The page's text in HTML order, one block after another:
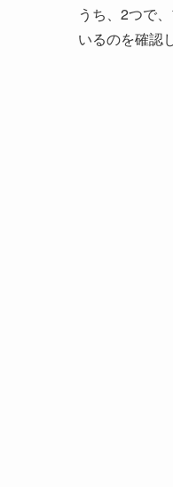
うち、2つで
いるのを確認